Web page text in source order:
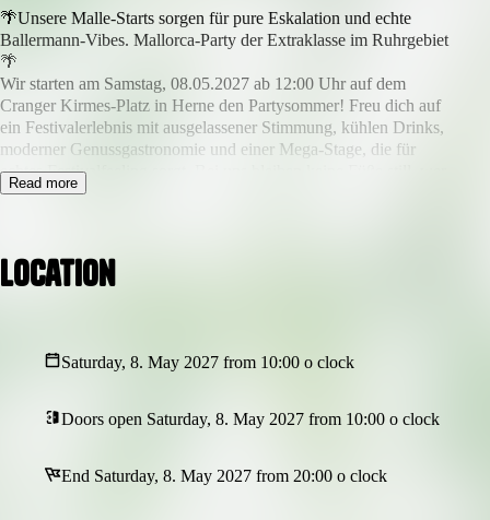
🌴Unsere Malle-Starts sorgen für pure Eskalation und echte
Ballermann-Vibes. Mallorca-Party der Extraklasse im Ruhrgebiet
🌴
Wir starten am Samstag, 08.05.2027 ab 12:00 Uhr auf dem
Cranger Kirmes-Platz in Herne den Partysommer! Freu dich auf
ein Festivalerlebnis mit ausgelassener Stimmung, kühlen Drinks,
moderner Genussgastronomie und einer Mega-Stage, die für
echtes Festivalfeeling sorgt. Bei uns bleiben keine Füße still, wer
bei den Künstlern nicht zum feiern kommt, ist selber schuld!
🔥Mickie Krause
🔥Lorenz Büffel
🔥Peter Wackel
Ihr liegt uns am Herzen: Wohlfühlen steht an erster Stelle! Keine
Dixis - nur hochwertige Sanitäranlagen! Wir zählen zu einer der
Festival-Armband was du am Einlass erhälst. Einfach über den
Read more
Location
Saturday, 8. May 2027 from 10:00 o clock
Doors open Saturday, 8. May 2027 from 10:00 o clock
End Saturday, 8. May 2027 from 20:00 o clock